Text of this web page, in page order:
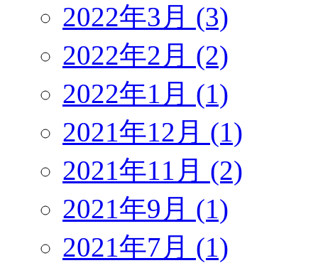
2022年3月 (3)
2022年2月 (2)
2022年1月 (1)
2021年12月 (1)
2021年11月 (2)
2021年9月 (1)
2021年7月 (1)